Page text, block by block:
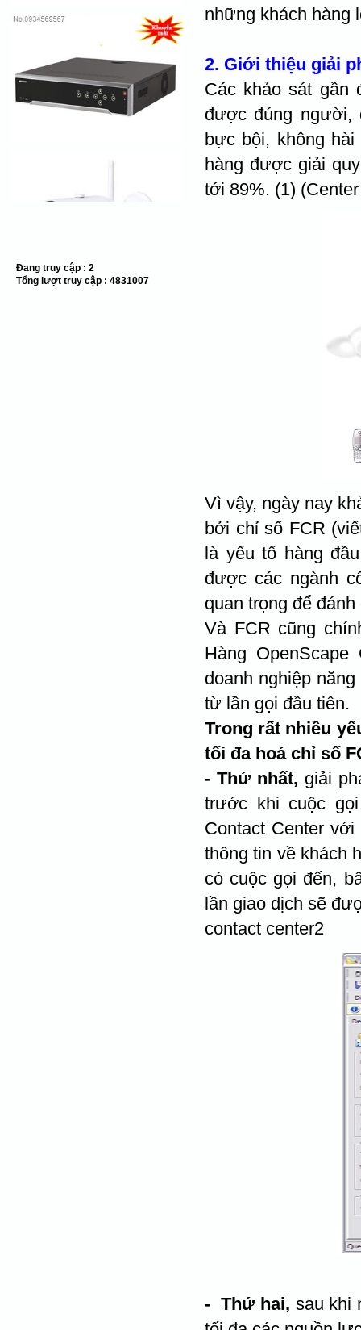
Đang truy cập : 2
Tổng lượt truy cập : 4831007
những khách hàng
2. Giới thiệu giải
Các khảo sát gần
được đúng người,
bực bội, không
hàng được giải
tới 89%. (1)
Vì vậy, ngày nay
bởi chỉ số FCR
là yếu tố hàng
được các ngành
quan trọng để
Và FCR cũng
Hàng
doanh nghiệp
từ lần gọi đầu tiên.
Trong rất nhiều
tối đa hoá chỉ số
- Thứ nhất, giải
trước khi cuộc
Contact Center
thông tin về khách
có cuộc gọi đến,
lần giao dịch sẽ
contact center2
- Thứ hai, sau khi